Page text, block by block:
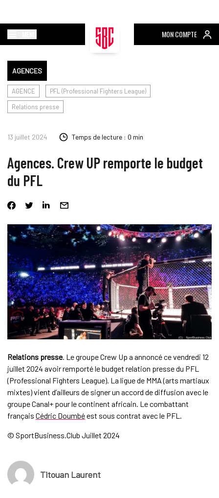
MON COMPTE
AGENCES
AGENCE
PFL (Professional Fighters League)
Relations presse
13 juillet 2024 Temps de lecture : 0 min
Agences. Crew UP remporte le budget
du PFL
Relations presse. Le groupe Crew Up a annoncé ce vendredi 12
juillet 2024 avoir remporté le budget relation presse du PFL
(Professional Fighters League). La ligue de MMA (arts martiaux
mixtes) vient d’ailleurs de signer un accord de diffusion avec le
groupe Canal+ pour le continent africain. Le combattant
français Cédric Doumbéest sous contrat avec le PFL.
© SportBusiness.Club Juillet 2024
Titouan Laurent